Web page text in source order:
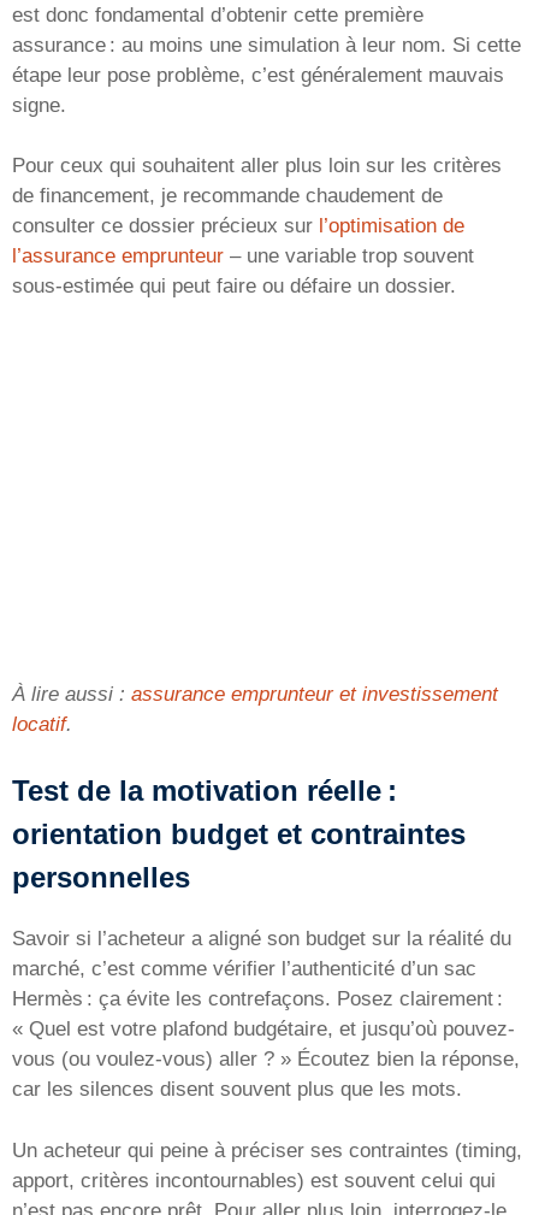
est donc fondamental d’obtenir cette première
assurance : au moins une simulation à leur nom. Si cette
étape leur pose problème, c’est généralement mauvais
signe.
Pour ceux qui souhaitent aller plus loin sur les critères
de financement, je recommande chaudement de
consulter ce dossier précieux sur l’optimisation de
l’assurance emprunteur – une variable trop souvent
sous-estimée qui peut faire ou défaire un dossier.
À lire aussi : assurance emprunteur et investissement
locatif.
Test de la motivation réelle :
orientation budget et contraintes
personnelles
Savoir si l’acheteur a aligné son budget sur la réalité du
marché, c’est comme vérifier l’authenticité d’un sac
Hermès : ça évite les contrefaçons. Posez clairement :
« Quel est votre plafond budgétaire, et jusqu’où pouvez-
vous (ou voulez-vous) aller ? » Écoutez bien la réponse,
car les silences disent souvent plus que les mots.
Un acheteur qui peine à préciser ses contraintes (timing,
apport, critères incontournables) est souvent celui qui